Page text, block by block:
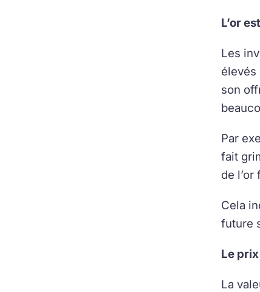
L’or
Les
élevés
son
Par
fait
de
Cela
future
Le
La